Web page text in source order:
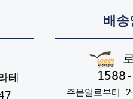
테
배송
주문일로부터